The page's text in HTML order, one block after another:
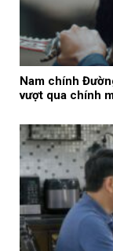
Nam chính
vượt qua chính